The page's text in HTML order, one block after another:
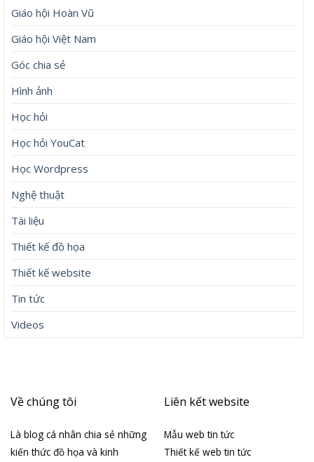
Giáo hội Hoàn Vũ
Giáo hội Việt Nam
Góc chia sẻ
Hình ảnh
Học hỏi
Học hỏi YouCat
Học Wordpress
Nghệ thuật
Tài liệu
Thiết kế đồ họa
Thiết kế website
Tin tức
Videos
Về chúng tôi
Là blog cá nhân chia sẻ những
kiến thức đồ họa và kinh
Liên kết website
Mẫu web tin tức
Thiết kế web tin tức